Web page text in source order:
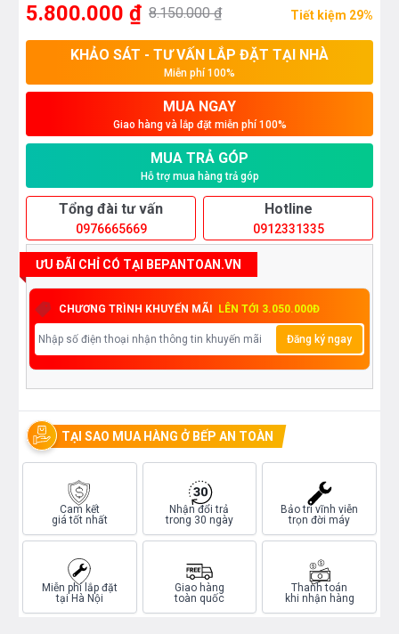
5.800.000 ₫ 8.150.000 ₫ Tiết kiệm 29%
KHẢO SÁT - TƯ VẤN LẮP ĐẶT TẠI NHÀ
Miễn phí 100%
MUA NGAY
Giao hàng và lắp đặt miễn phí 100%
MUA TRẢ GÓP
Hỗ trợ mua hàng trả góp
Tổng đài tư vấn
0976665669
Hotline
0912331335
ƯU ĐÃI CHỈ CÓ TẠI BEPANTOAN.VN
CHƯƠNG TRÌNH KHUYẾN MÃI LÊN TỚI 3.050.000Đ
Đăng ký ngay
TẠI SAO MUA HÀNG Ở BẾP AN TOÀN
Cam kết
giá tốt nhất
Nhận đổi trả
trong 30 ngày
Bảo trì vĩnh viễn
trọn đời máy
Miễn phí lắp đặt
tại Hà Nội
Giao hàng
toàn quốc
Thanh toán
khi nhận hàng